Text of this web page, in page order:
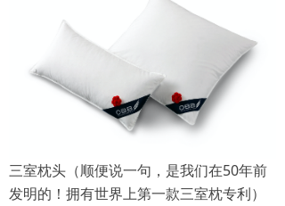
三室枕头（顺便说一句，是我们在50年前
发明的！拥有世界上第一款三室枕专利）